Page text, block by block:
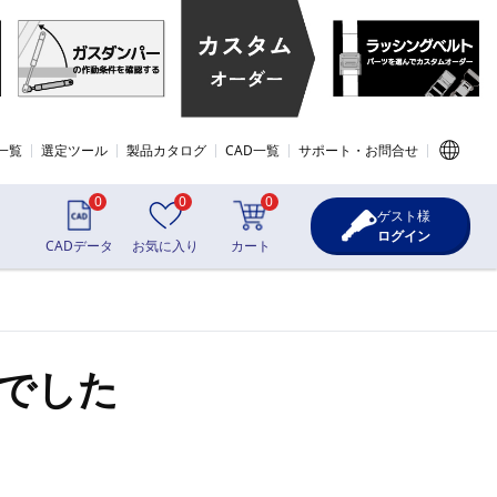
覧 選定ツール 製品カタログ CAD一覧 サポート・お問合せ
0
CADデータ
0
お気に入り
0
カート
ゲスト様
ログイン
した